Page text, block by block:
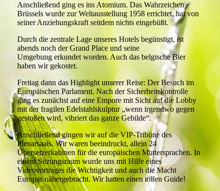
Anschließend ging es ins Atomium. Das Wahrzeichen
Brüssels wurde zur Weltausstellung 1958 errichtet, hat von
seiner Anziehungskraft seitdem nichts eingebüßt.
Durch die zentrale Lage unseres Hotels begünstigt, ist
abends noch der Grand Place und seine
Umgebung erkundet worden. Auch das belgische Bier
haben wir gekostet.
Freitag dann das Highlight unserer Reise: Der Besuch im
Europäischen Parlament. Nach der Sicherheitskontrolle
ging es zunächst auf eine Empore mit Sicht auf die Lobby
mit der fragilen Edelstahlskulptur „wenn irgendwo gegen
gestoßen wird, vibriert das ganze Gebilde“.
Anschließend gingen wir auf die VIP-Tribüne des
Plenarsaals. Wir waren beeindruckt, allein 24
Übersetzerkabinen für die europäischen Muttersprachen. In
einem Sitzungsraum wurde uns mit Hilfe eines
Videovortrages die Wichtigkeit und auch die Macht
Europas nähergebracht. Wir hatten einen tollen Guide!